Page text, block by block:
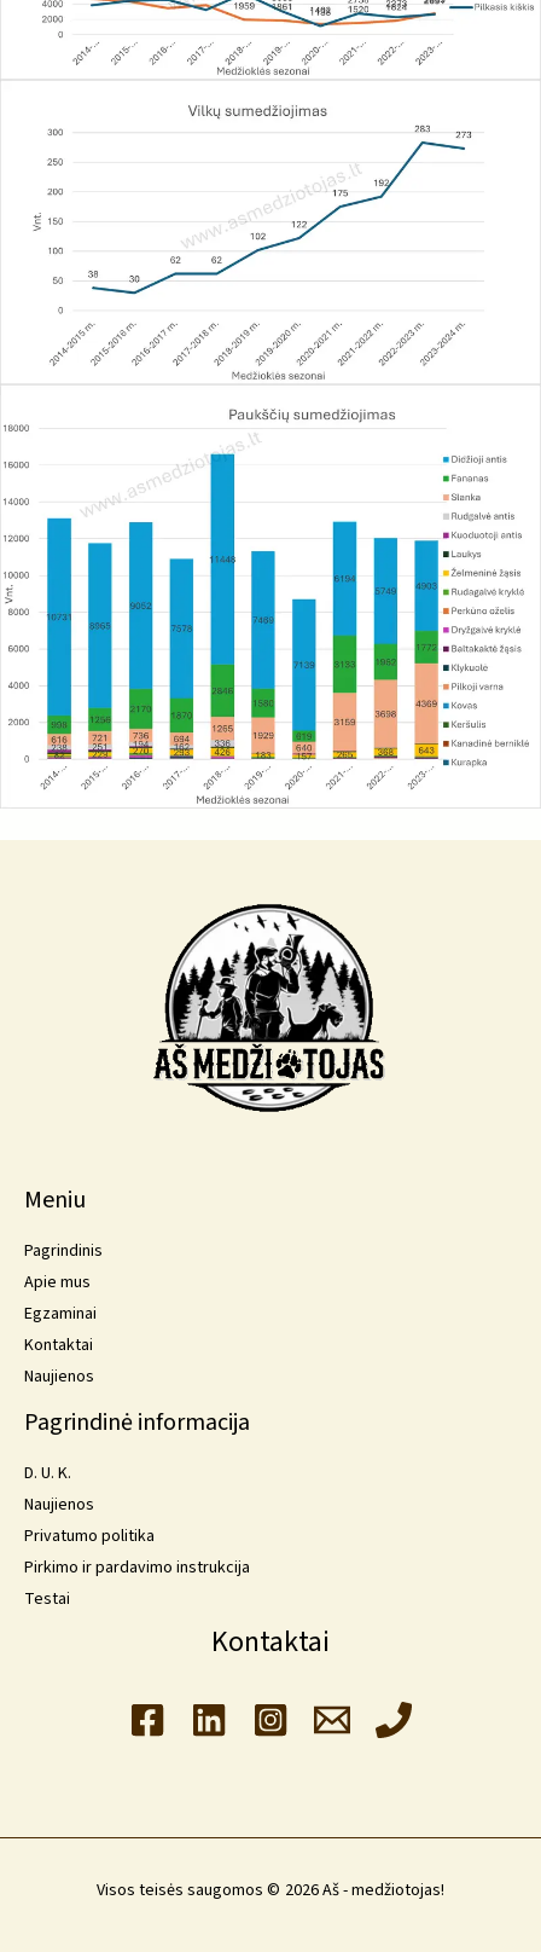
Meniu
Pagrindinis
Apie mus
Egzaminai
Kontaktai
Naujienos
Pagrindinė informacija
D. U. K.
Naujienos
Privatumo politika
Pirkimo ir pardavimo instrukcija
Testai
Kontaktai
Visos teisės saugomos © 2026 Aš - medžiotojas!